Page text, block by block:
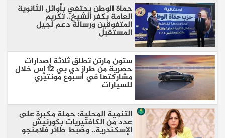
حماة الوطن يحتفي بأوائل الثانوية
العامة بكفر الشيخ.. تكريم
المتفوقين ورسالة دعم لجيل
المستقبل
ستون مارتن تطلق ثلاثة إصدارات
حصرية من طراز دي بي 12 إس خلال
مشاركتها في أسبوع مونتيري
للسيارات
التنمية المحلية: حملة مكبرة على
عدد من الكافتيريات بكورنيش
الإسكندرية.. وضبط طائر فلامنجو